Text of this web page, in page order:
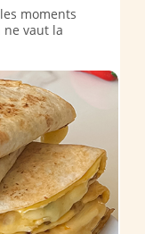
moments
ne vaut la